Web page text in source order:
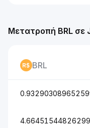
Μετατροπή BRL σε
BRL